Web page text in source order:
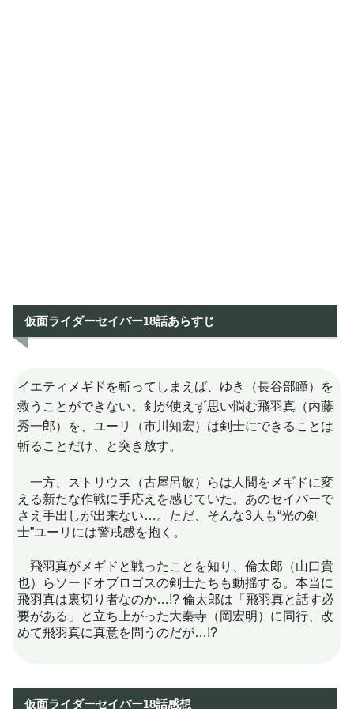
仮面ライダーセイバー18話あらすじ
イエティメギドを斬ってしまえば、ゆき（長谷部瞳）を
救うことができない。剣が使えず思い悩む飛羽真（内藤
秀一郎）を、ユーリ（市川知宏）は剣士にできることは
斬ることだけ、と突き放す。
一方、ストリウス（古屋呂敏）らは人間をメギドに変
える新たな作戦に手応えを感じていた。あのセイバーで
さえ手出しが出来ない…。ただ、そんな3人も“光の剣
士”ユーリには警戒感を抱く。
飛羽真がメギドと戦ったことを知り、倫太郎（山口貴
也）らソードオブロゴスの剣士たちも動揺する。本当に
飛羽真は裏切り者なのか…!? 倫太郎は「飛羽真と話す必
要がある」と立ち上がった大秦寺（岡宏明）に同行、改
めて飛羽真に真意を問うのだが…!?
仮面ライダーセイバー18話感想